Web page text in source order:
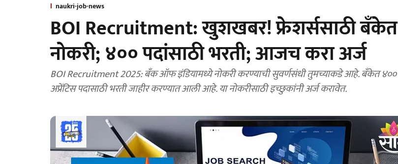
naukri-job-news
BOI Recruitment: खुशखबर! फ्रेशर्ससाठी बँकेत
नोकरी; ४०० पदांसाठी भरती; आजच करा अर्ज
BOI Recruitment 2025: बँक ऑफ इंडियामध्ये नोकरी करण्याची सुवर्णसंधी तुमच्याकडे आहे. बँकेत ४००
अप्रेंटिस पदासाठी भरती जाहीर करण्यात आली आहे. या नोकरीसाठी इच्छुकांनी अर्ज करावेत.